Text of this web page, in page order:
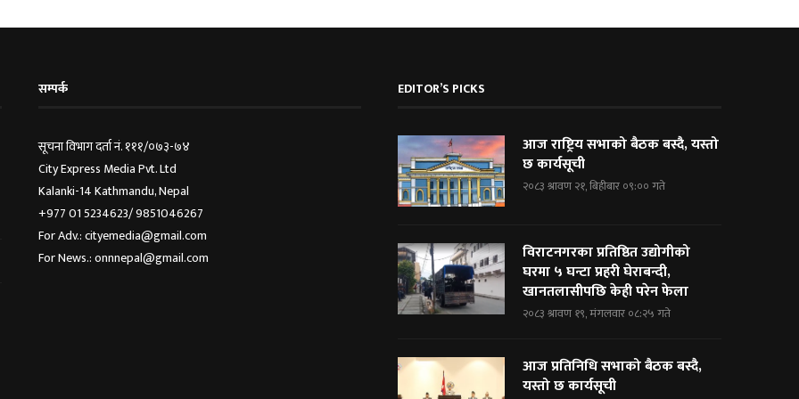
सम्पर्क
सूचना विभाग दर्ता नं. १११/०७३-७४
City Express Media Pvt. Ltd
Kalanki-14 Kathmandu, Nepal
+977 01 5234623/ 9851046267
For Adv.: cityemedia@gmail.com
For News.: onnnepal@gmail.com
EDITOR’S PICKS
आज राष्ट्रिय सभाको बैठक बस्दै, यस्तो
छ कार्यसूची
२०८३ श्रावण २१, बिहीबार ०९:०० गते
विराटनगरका प्रतिष्ठित उद्योगीको
घरमा ५ घन्टा प्रहरी घेराबन्दी,
खानतलासीपछि केही परेन फेला
२०८३ श्रावण १९, मंगलवार ०८:२५ गते
आज प्रतिनिधि सभाको बैठक बस्दै,
यस्तो छ कार्यसूची